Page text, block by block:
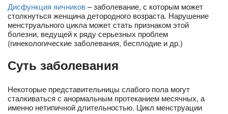
Дисфункция яичников– заболевание, с которым может
столкнуться женщина детородного возраста. Нарушение
менструального цикла может стать признаком этой
болезни, ведущей к ряду серьезных проблем
(гинекологические заболевания, бесплодие и др.)
Суть заболевания
Некоторые представительницы слабого пола могут
сталкиваться с анормальным протеканием месячных, а
именно нетипичной длительностью. Цикл менструации